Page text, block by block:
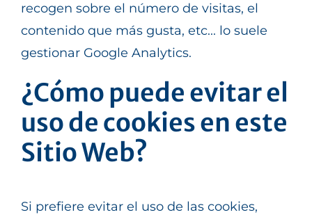
recogen sobre el número de visitas, el
contenido que más gusta, etc... lo suele
gestionar Google Analytics.
¿Cómo puede evitar el
uso de cookies en este
Sitio Web?
Si prefiere evitar el uso de las cookies,